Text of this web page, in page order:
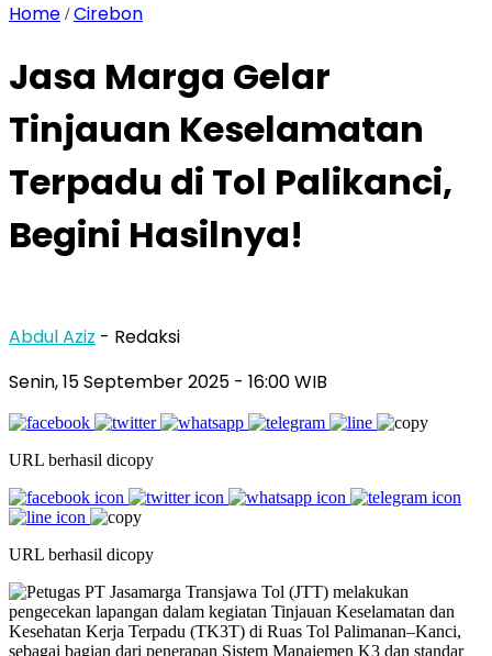
Home /Cirebon
Jasa Marga Gelar
Tinjauan Keselamatan
Terpadu di Tol Palikanci,
Begini Hasilnya!
Abdul Aziz - Redaksi
Senin, 15 September 2025 - 16:00 WIB
URL berhasil dicopy
URL berhasil dicopy